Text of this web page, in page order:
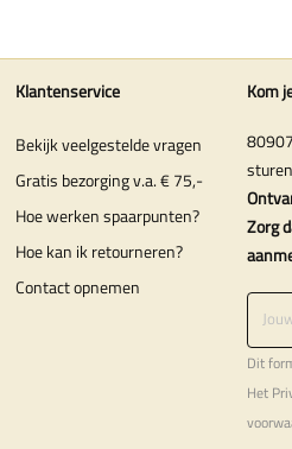
Klantenservice
Bekijk veelgestelde vragen
Gratis bezorging v.a. € 75,-
Hoe werken spaarpunten?
Hoe kan ik retourneren?
Contact opnemen
Kom
Zorg
Dit
Het